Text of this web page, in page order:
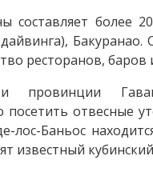
составляет более
ресторанов, баров
провинции
посетить отвесные
лос-Баньос
известный